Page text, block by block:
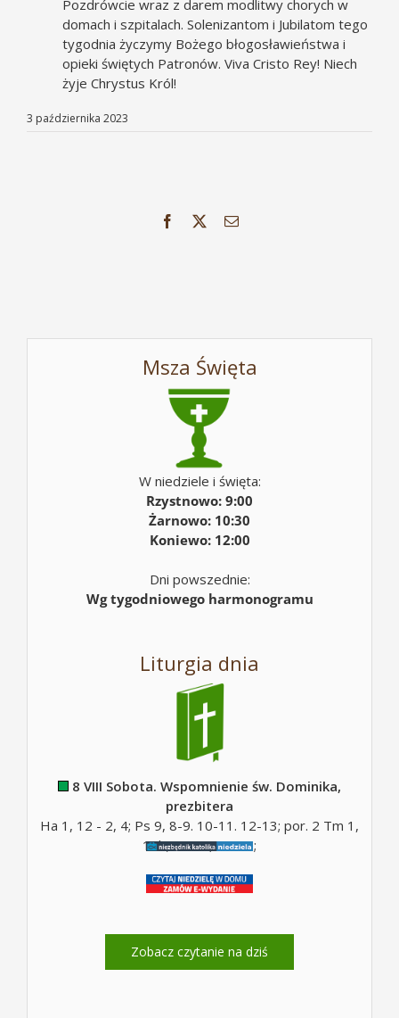
Pozdrówcie wraz z darem modlitwy chorych w
domach i szpitalach. Solenizantom i Jubilatom tego
tygodnia życzymy Bożego błogosławieństwa i
opieki świętych Patronów. Viva Cristo Rey! Niech
żyje Chrystus Król!
3 października 2023
Facebook Email
Msza Święta
W niedziele i święta:
Rzystnowo: 9:00
Żarnowo: 10:30
Koniewo: 12:00
Dni powszednie:
Wg tygodniowego harmonogramu
Liturgia dnia
8 VIII Sobota. Wspomnienie św. Dominika,
prezbitera
Ha 1, 12 - 2, 4; Ps 9, 8-9. 10-11. 12-13; por. 2 Tm 1,
10b; Mt 17, 14-20;
Zobacz czytanie na dziś